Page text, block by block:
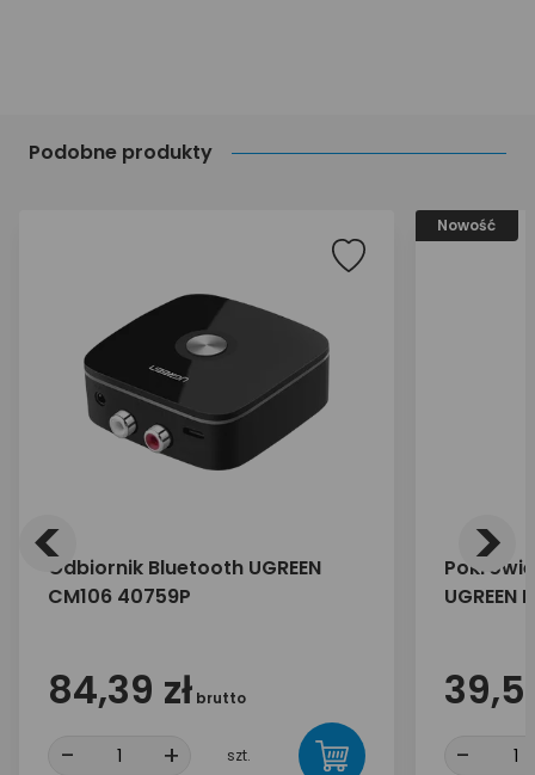
Podobne produkty
Odbiornik Bluetooth UGREEN
CM106 40759P
84,39 zł brutto
- + szt.
Nowość
UGREEN
-
< >